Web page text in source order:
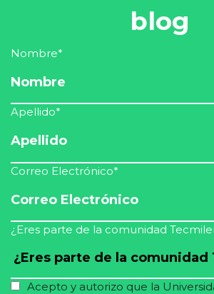
blog
Nombre*
Apellido*
Correo Electrónico*
¿Eres parte de la comunidad
Acepto y autorizo que la